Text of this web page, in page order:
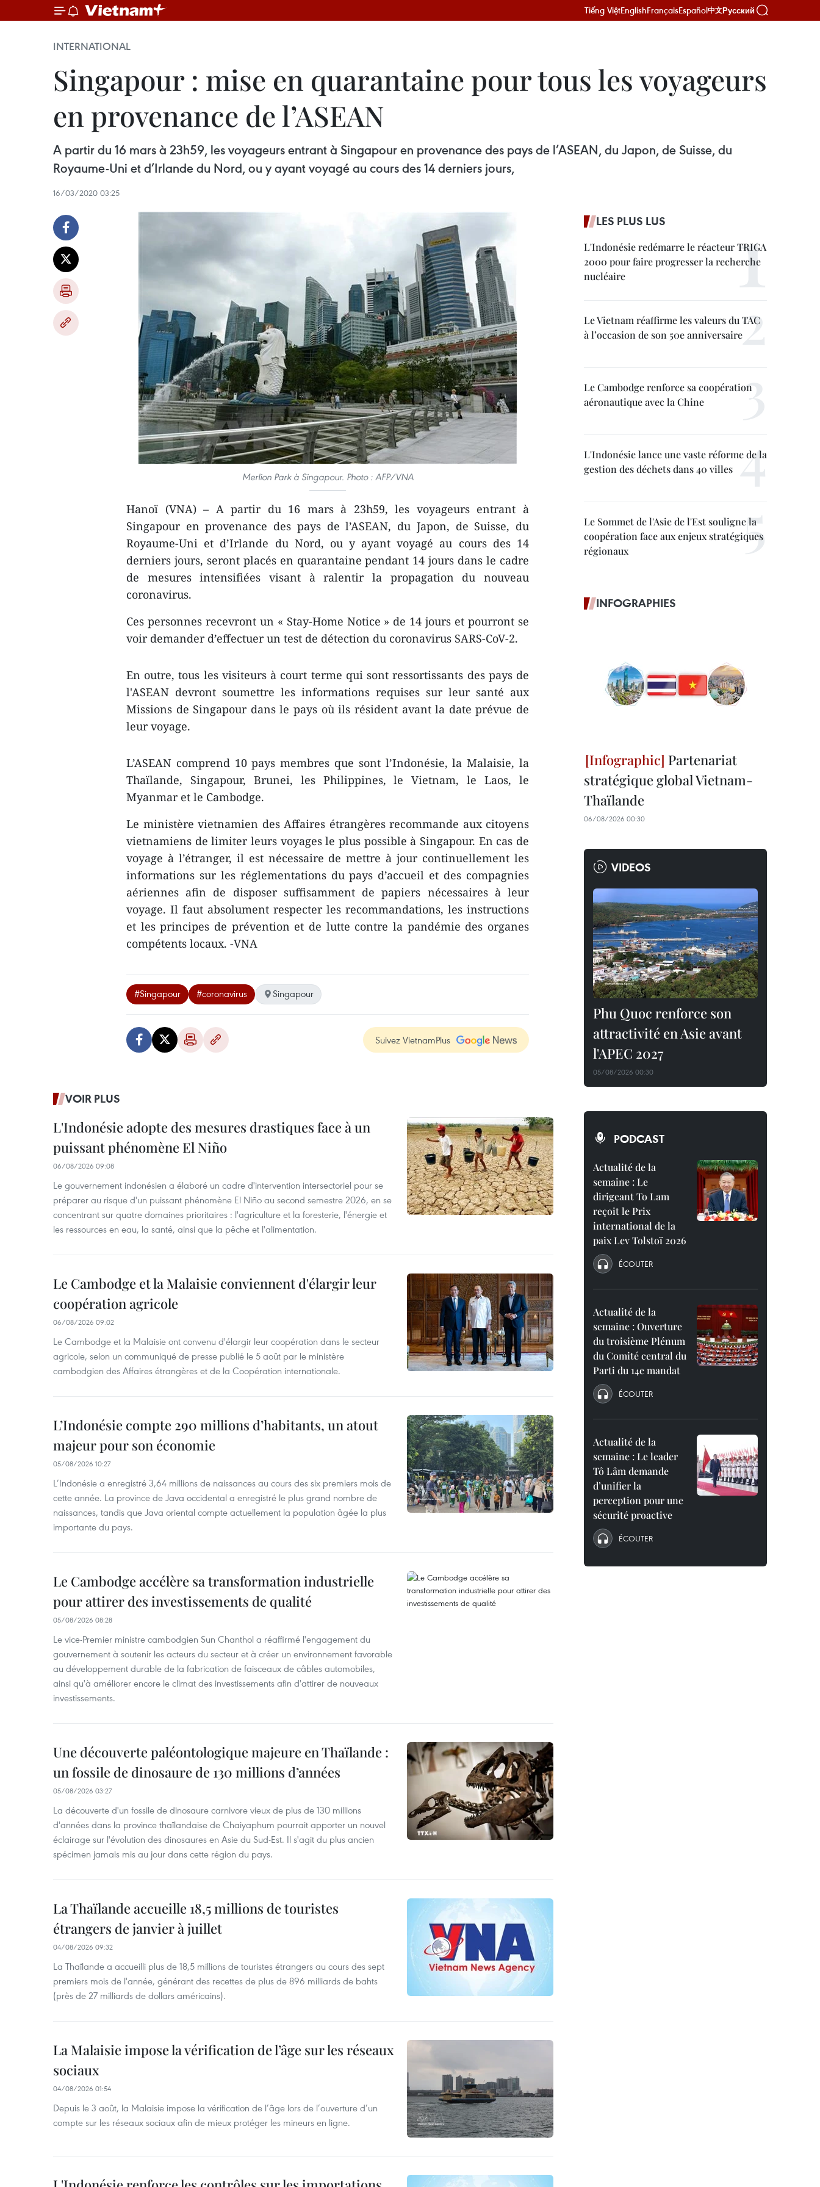
Tiếng ViệtEnglishFrançaisEspañol中文Русский
INTERNATIONAL
Singapour : mise en quarantaine pour tous les voyageurs
en provenance de l’ASEAN
A partir du 16 mars à 23h59, les voyageurs entrant à Singapour en provenance des pays de l’ASEAN, du Japon, de Suisse, du
Royaume-Uni et d’Irlande du Nord, ou y ayant voyagé au cours des 14 derniers jours,
16/03/2020 03:25
Merlion Park à Singapour. Photo : AFP/VNA
Hanoï (VNA) – A partir du 16 mars à 23h59, les voyageurs entrant à
Singapour en provenance des pays de l’ASEAN, du Japon, de Suisse, du
Royaume-Uni et d’Irlande du Nord, ou y ayant voyagé au cours des 14
derniers jours, seront placés en quarantaine pendant 14 jours dans le cadre
de mesures intensifiées visant à ralentir la propagation du nouveau
coronavirus.
Ces personnes recevront un « Stay-Home Notice » de 14 jours et pourront se
voir demander d’effectuer un test de détection du coronavirus SARS-CoV-2.
En outre, tous les visiteurs à court terme qui sont ressortissants des pays de
l'ASEAN devront soumettre les informations requises sur leur santé aux
Missions de Singapour dans le pays où ils résident avant la date prévue de
leur voyage.
L’ASEAN comprend 10 pays membres que sont l’Indonésie, la Malaisie, la
Thaïlande, Singapour, Brunei, les Philippines, le Vietnam, le Laos, le
Myanmar et le Cambodge.
Le ministère vietnamien des Affaires étrangères recommande aux citoyens
vietnamiens de limiter leurs voyages le plus possible à Singapour. En cas de
voyage à l’étranger, il est nécessaire de mettre à jour continuellement les
informations sur les réglementations du pays d’accueil et des compagnies
aériennes afin de disposer suffisamment de papiers nécessaires à leur
voyage. Il faut absolument respecter les recommandations, les instructions
et les principes de prévention et de lutte contre la pandémie des organes
compétents locaux. -VNA
#Singapour #coronavirus Singapour
Suivez VietnamPlus
VOIR PLUS
L'Indonésie adopte des mesures drastiques face à un
puissant phénomène El Niño
06/08/2026 09:08
Le gouvernement indonésien a élaboré un cadre d'intervention intersectoriel pour se
préparer au risque d'un puissant phénomène El Niño au second semestre 2026, en se
concentrant sur quatre domaines prioritaires : l'agriculture et la foresterie, l'énergie et
les ressources en eau, la santé, ainsi que la pêche et l'alimentation.
Le Cambodge et la Malaisie conviennent d'élargir leur
coopération agricole
06/08/2026 09:02
Le Cambodge et la Malaisie ont convenu d'élargir leur coopération dans le secteur
agricole, selon un communiqué de presse publié le 5 août par le ministère
cambodgien des Affaires étrangères et de la Coopération internationale.
L’Indonésie compte 290 millions d’habitants, un atout
majeur pour son économie
05/08/2026 10:27
L’Indonésie a enregistré 3,64 millions de naissances au cours des six premiers mois de
cette année. La province de Java occidental a enregistré le plus grand nombre de
naissances, tandis que Java oriental compte actuellement la population âgée la plus
importante du pays.
Le Cambodge accélère sa transformation industrielle
pour attirer des investissements de qualité
05/08/2026 08:28
Le vice-Premier ministre cambodgien Sun Chanthol a réaffirmé l'engagement du
gouvernement à soutenir les acteurs du secteur et à créer un environnement favorable
au développement durable de la fabrication de faisceaux de câbles automobiles,
ainsi qu'à améliorer encore le climat des investissements afin d'attirer de nouveaux
investissements.
Une découverte paléontologique majeure en Thaïlande :
un fossile de dinosaure de 130 millions d’années
05/08/2026 03:27
La découverte d'un fossile de dinosaure carnivore vieux de plus de 130 millions
d'années dans la province thaïlandaise de Chaiyaphum pourrait apporter un nouvel
éclairage sur l'évolution des dinosaures en Asie du Sud-Est. Il s'agit du plus ancien
spécimen jamais mis au jour dans cette région du pays.
La Thaïlande accueille 18,5 millions de touristes
étrangers de janvier à juillet
04/08/2026 09:32
La Thaïlande a accueilli plus de 18,5 millions de touristes étrangers au cours des sept
premiers mois de l'année, générant des recettes de plus de 896 milliards de bahts
(près de 27 milliards de dollars américains).
La Malaisie impose la vérification de l’âge sur les réseaux
sociaux
04/08/2026 01:54
Depuis le 3 août, la Malaisie impose la vérification de l’âge lors de l’ouverture d’un
compte sur les réseaux sociaux afin de mieux protéger les mineurs en ligne.
LES PLUS LUS
L'Indonésie redémarre le réacteur TRIGA
2000 pour faire progresser la recherche
nucléaire
Le Vietnam réaffirme les valeurs du TAC
à l’occasion de son 50e anniversaire
Le Cambodge renforce sa coopération
aéronautique avec la Chine
L'Indonésie lance une vaste réforme de la
gestion des déchets dans 40 villes
Le Sommet de l'Asie de l'Est souligne la
coopération face aux enjeux stratégiques
régionaux
INFOGRAPHIES
Partenariat
stratégique global Vietnam-
Thaïlande
06/08/2026 00:30
VIDEOS
Phu Quoc renforce son
attractivité en Asie avant
l'APEC 2027
05/08/2026 00:30
PODCAST
Actualité de la
semaine : Le
dirigeant To Lam
reçoit le Prix
international de la
paix Lev Tolstoï 2026
ÉCOUTER
Actualité de la
semaine : Ouverture
du troisième Plénum
du Comité central du
Parti du 14e mandat
ÉCOUTER
Actualité de la
semaine : Le leader
Tô Lâm demande
d’unifier la
perception pour une
sécurité proactive
ÉCOUTER